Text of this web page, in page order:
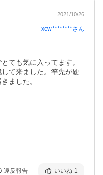
2021/10/26
xcw********さん
ても気に入ってます。
て来ました。竿先が硬
ました。
違反報告 いいね 1